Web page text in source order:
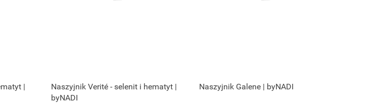
|
Naszyjnik Verité - selenit i hematyt |
byNADI
Naszyjnik Galene | byNADI